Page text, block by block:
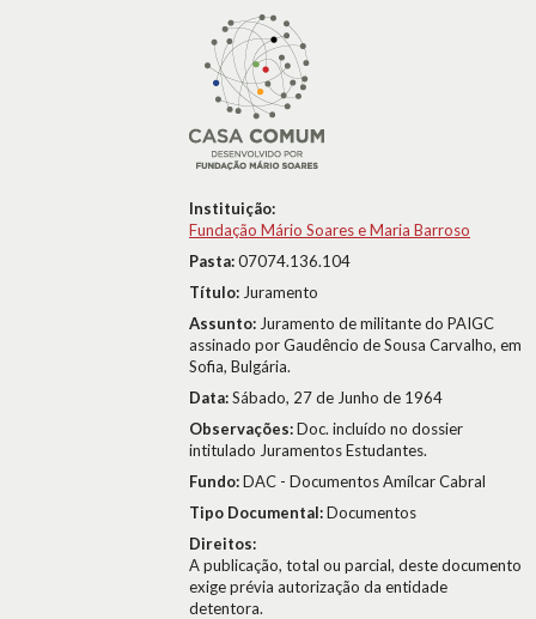
Instituição:
Fundação Mário Soares e Maria Barroso
Pasta:07074.136.104
Título: Juramento
Assunto: Juramento de militante do PAIGC
assinado por Gaudêncio de Sousa Carvalho, em
Sofia, Bulgária.
Data:Sábado, 27 de Junho de 1964
Observações:Doc. incluído no dossier
intitulado Juramentos Estudantes.
Fundo:DAC - Documentos Amílcar Cabral
Tipo Documental:Documentos
Direitos:
A publicação, total ou parcial, deste documento
exige prévia autorização da entidade
detentora.